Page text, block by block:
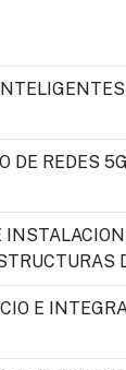
DE REDES 5G
E